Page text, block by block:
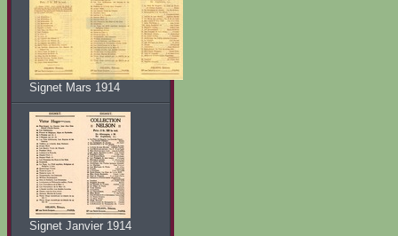
Signet Mars 1914
Signet Janvier 1914